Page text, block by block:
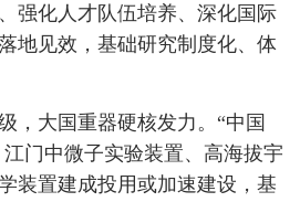
强化人才队伍培养、深化国际
地见效，基础研究制度化、体
，大国重器硬核发力。“中国
江门中微子实验装置、高海拔宇
装置建成投用或加速建设，基